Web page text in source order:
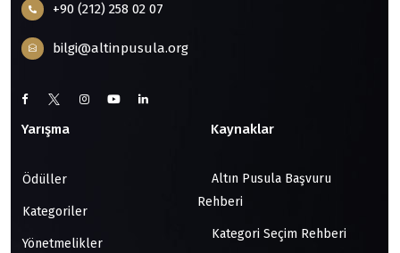
+90 (212) 258 02 07
bilgi@altinpusula.org
Yarışma
Ödüller
Kategoriler
Yönetmelikler
Kaynaklar
Altın Pusula Başvuru
Rehberi
Kategori Seçim Rehberi